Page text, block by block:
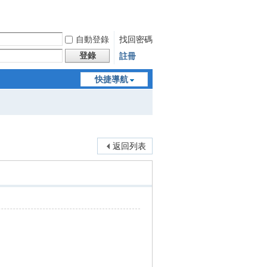
自動登錄
找回密碼
登錄
註冊
快捷導航
返回列表